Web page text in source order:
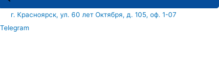
г. Красноярск, ул. 60 лет Октября, д. 105, оф. 1-07
Telegram